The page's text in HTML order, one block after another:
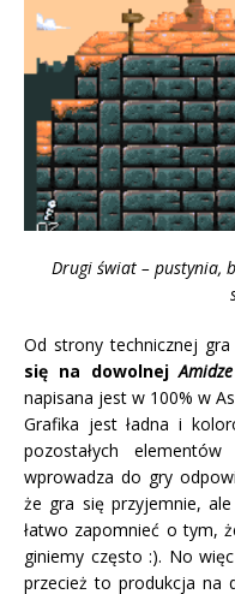
Drugi świat – pustynia,
Od strony technicznej
się na dowolnejAmidze
napisana jest w 100% w
Grafika jest ładna i
pozostałych
wprowadza do gry
że gra się przyjemnie,
łatwo zapomnieć o tym,
giniemy często :). No
przecież to produkcja na